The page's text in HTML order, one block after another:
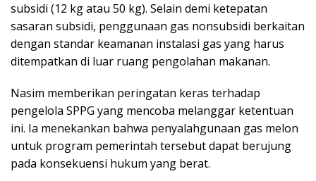
subsidi (12 kg atau 50 kg). Selain demi ketepatan
sasaran subsidi, penggunaan gas nonsubsidi berkaitan
dengan standar keamanan instalasi gas yang harus
ditempatkan di luar ruang pengolahan makanan.
Nasim memberikan peringatan keras terhadap
pengelola SPPG yang mencoba melanggar ketentuan
ini. Ia menekankan bahwa penyalahgunaan gas melon
untuk program pemerintah tersebut dapat berujung
pada konsekuensi hukum yang berat.